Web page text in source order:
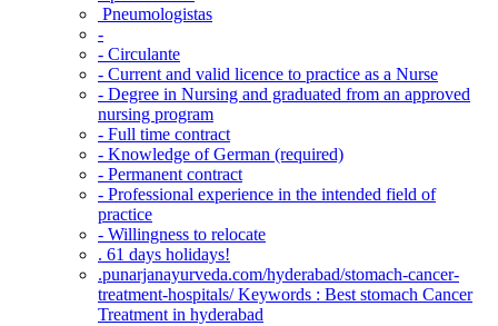
Pneumologistas
-
- Circulante
- Current and valid licence to practice as a Nurse
- Degree in Nursing and graduated from an approved
nursing program
- Full time contract
- Knowledge of German (required)
- Permanent contract
- Professional experience in the intended field of
practice
- Willingness to relocate
. 61 days holidays!
.punarjanayurveda.com/hyderabad/stomach-cancer-
treatment-hospitals/ Keywords : Best stomach Cancer
Treatment in hyderabad